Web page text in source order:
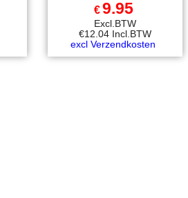
€9.95
Excl.BTW
€12.04 Incl.BTW
excl Verzendkosten